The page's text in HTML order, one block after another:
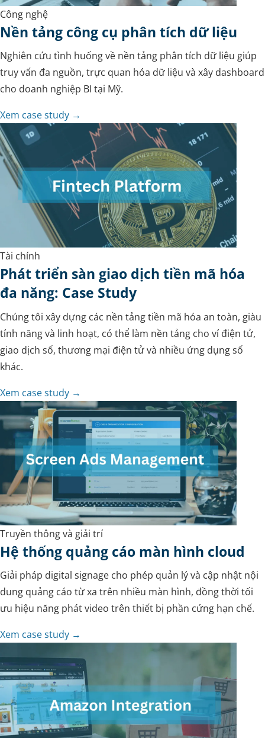
Công nghệ
Nền tảng công cụ phân tích dữ liệu
Nghiên cứu tình huống về nền tảng phân tích dữ liệu giúp
truy vấn đa nguồn, trực quan hóa dữ liệu và xây dashboard
cho doanh nghiệp BI tại Mỹ.
Xem case study →
Tài chính
Phát triển sàn giao dịch tiền mã hóa
đa năng: Case Study
Chúng tôi xây dựng các nền tảng tiền mã hóa an toàn, giàu
tính năng và linh hoạt, có thể làm nền tảng cho ví điện tử,
giao dịch số, thương mại điện tử và nhiều ứng dụng số
khác.
Xem case study →
Truyền thông và giải trí
Hệ thống quảng cáo màn hình cloud
Giải pháp digital signage cho phép quản lý và cập nhật nội
dung quảng cáo từ xa trên nhiều màn hình, đồng thời tối
ưu hiệu năng phát video trên thiết bị phần cứng hạn chế.
Xem case study →